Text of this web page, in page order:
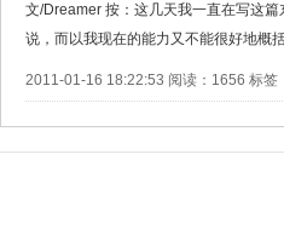
文/Dreamer 按：这几天我一直在写这
说，而以我现在的能力又不能很好地概
2011-01-16 18:22:53 阅读：1656 标签